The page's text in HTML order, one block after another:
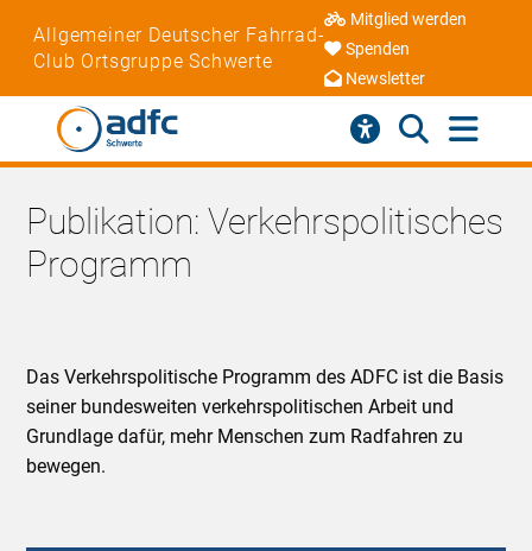
Allgemeiner Deutscher Fahrrad-
Club Ortsgruppe Schwerte
Mitglied werden
Spenden
Newsletter
Publikation: Verkehrspolitisches
Programm
Das Verkehrspolitische Programm des ADFC ist die Basis
seiner bundesweiten verkehrspolitischen Arbeit und
Grundlage dafür, mehr Menschen zum Radfahren zu
bewegen.